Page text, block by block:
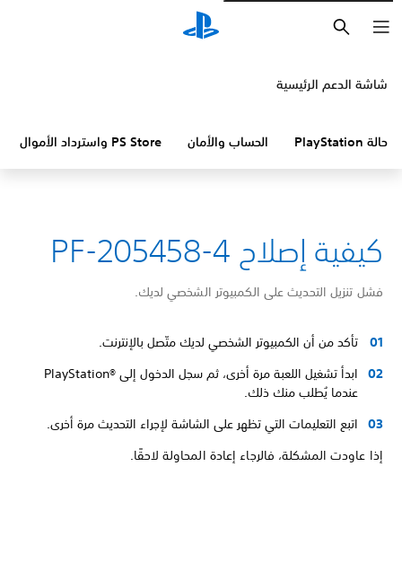
شاشة الدعم الرئيسية
حالة PlayStation الحساب والأمان PS Store واسترداد الأموال
كيفية إصلاح PF-205458-4
فشل تنزيل التحديث على الكمبيوتر الشخصي لديك.
تأكد من أن الكمبيوتر الشخصي لديك متّصل بالإنترنت.
ابدأ تشغيل اللعبة مرة أخرى، ثم سجل الدخول إلى PlayStation®‎
عندما يُطلب منك ذلك.
اتبع التعليمات التي تظهر على الشاشة لإجراء التحديث مرة أخرى.
إذا عاودت المشكلة، فالرجاء إعادة المحاولة لاحقًا.